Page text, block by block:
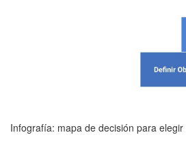
Infografía: mapa de decisión para